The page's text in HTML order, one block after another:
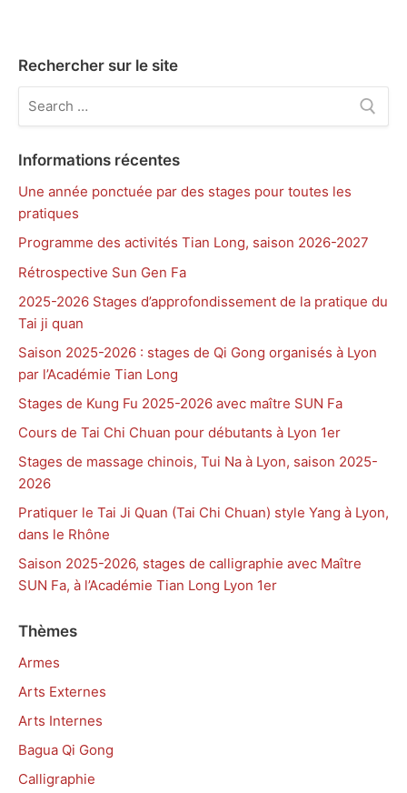
Rechercher sur le site
Rechercher
Informations récentes
Une année ponctuée par des stages pour toutes les
pratiques
Programme des activités Tian Long, saison 2026-2027
Rétrospective Sun Gen Fa
2025-2026 Stages d’approfondissement de la pratique du
Tai ji quan
Saison 2025-2026 : stages de Qi Gong organisés à Lyon
par l’Académie Tian Long
Stages de Kung Fu 2025-2026 avec maître SUN Fa
Cours de Tai Chi Chuan pour débutants à Lyon 1er
Stages de massage chinois, Tui Na à Lyon, saison 2025-
2026
Pratiquer le Tai Ji Quan (Tai Chi Chuan) style Yang à Lyon,
dans le Rhône
Saison 2025-2026, stages de calligraphie avec Maître
SUN Fa, à l’Académie Tian Long Lyon 1er
Thèmes
Armes
Arts Externes
Arts Internes
Bagua Qi Gong
Calligraphie